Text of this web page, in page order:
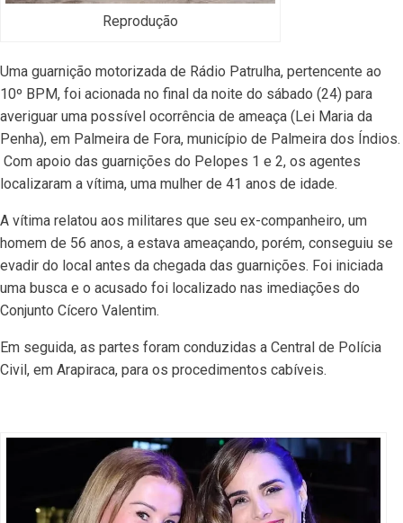
Reprodução
Uma guarnição motorizada de Rádio Patrulha, pertencente ao
10º BPM, foi acionada no final da noite do sábado (24) para
averiguar uma possível ocorrência de ameaça (Lei Maria da
Penha), em Palmeira de Fora, município de Palmeira dos Índios.
Com apoio das guarnições do Pelopes 1 e 2, os agentes
localizaram a vítima, uma mulher de 41 anos de idade.
A vítima relatou aos militares que seu ex-companheiro, um
homem de 56 anos, a estava ameaçando, porém, conseguiu se
evadir do local antes da chegada das guarnições. Foi iniciada
uma busca e o acusado foi localizado nas imediações do
Conjunto Cícero Valentim.
Em seguida, as partes foram conduzidas a Central de Polícia
Civil, em Arapiraca, para os procedimentos cabíveis.